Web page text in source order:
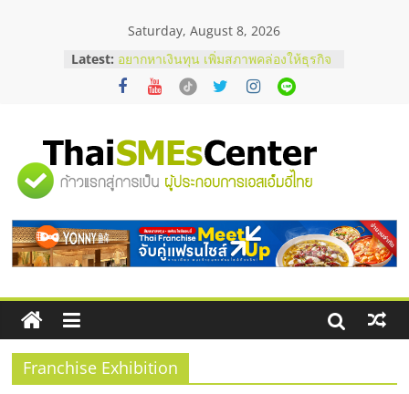
Saturday, August 8, 2026
Latest: อยากหาเงินทุน เพิ่มสภาพคล่องให้ธุรกิจ
เริ่มยังไงให้ผ่านฉลุย
สัมมนาออนไลน์ โอกาสบริหารสถานี
ThaiFranchise Meet Up จับคู่แฟรน
ไชส์ ครั้งที่ 8
ร้านเครื่องเสียงคุณภาพสูง พร้อม
บริษัท Cybersecurity ในไทยที่ไหนดี?
วิธีเลือกผู้ให้บริการให้คุ้มค่าและตอบ
โจทย์ธุรกิจ
"ศูนย์
รวม
ข้อมูล
ธุรกิจ
Franchise Exhibition